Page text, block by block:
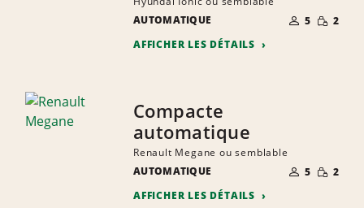
AUTOMATIQUE
NOMBRE DE
PERSONNES
5 RÉDUITE
2
AFFICHER LES DÉTAILS
Compacte
automatique
Renault Megane ou semblable
AUTOMATIQUE
NOMBRE DE
PERSONNES
5 RÉDUITE
2
AFFICHER LES DÉTAILS